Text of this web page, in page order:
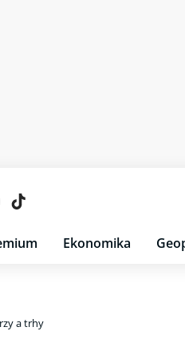
Ekonomika
a trhy